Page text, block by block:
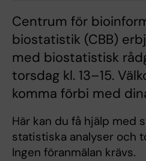
Centrum för
biostatistik (CBB)
med biostatistisk
torsdag kl. 13–15.
komma förbi med
Här kan du få hjälp med
statistiska analyser och
Ingen föranmälan krävs.